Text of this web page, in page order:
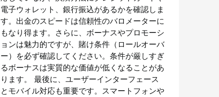
電子ウォレット、銀行振込があるかを確認しま
す。出金のスピードは信頼性のバロメーターに
もなり得ます。さらに、ボーナスやプロモーシ
ョンは魅力的ですが、賭け条件（ロールオーバ
ー）を必ず確認してください。条件が厳しすぎ
るボーナスは実質的な価値が低くなることがあ
ります。 最後に、ユーザーインターフェース
とモバイル対応も重要です。スマートフォンや